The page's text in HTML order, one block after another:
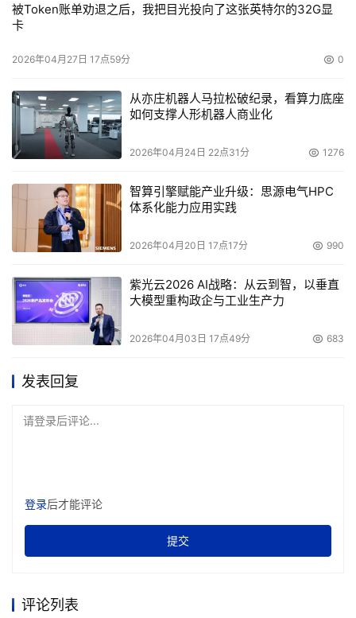
被Token账单劝退之后，我把目光投向了这张英特尔的32G显
卡
2026年04月27日 17点59分 0
从亦庄机器人马拉松破纪录，看算力底座
如何支撑人形机器人商业化
2026年04月24日 22点31分 1276
智算引擎赋能产业升级：思源电气HPC
体系化能力应用实践
2026年04月20日 17点17分 990
紫光云2026 AI战略：从云到智，以垂直
大模型重构政企与工业生产力
2026年04月03日 17点49分 683
发表回复
请登录后评论...
登录后才能评论
提交
评论列表